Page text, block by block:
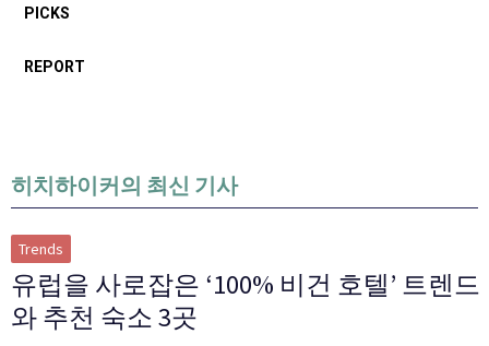
PICKS
REPORT
히치하이커의 최신 기사
Trends
유럽을 사로잡은 ‘100% 비건 호텔’ 트렌드
와 추천 숙소 3곳